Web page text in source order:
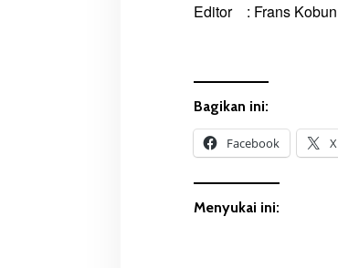
Editor : Frans Kobun
Bagikan ini:
Facebook X
Menyukai ini: